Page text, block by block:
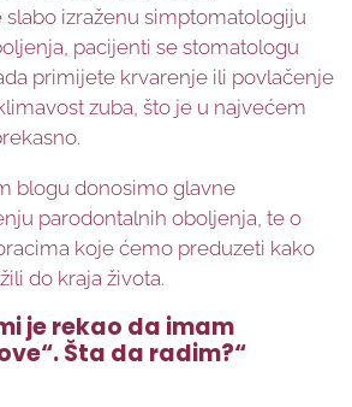
slabo izraženu simptomatologiju
pacijenti se stomatologu
primijete krvarenje ili povlačenje
zuba, što je u najvećem
blogu donosimo glavne
parodontalnih oboljenja, te o
koje ćemo preduzeti kako
do kraja života.
je rekao da imam
Šta da radim?“